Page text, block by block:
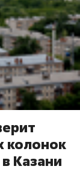
колонок
Казани